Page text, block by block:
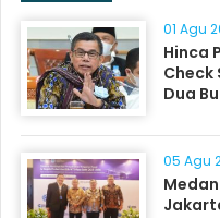
01 Agu
Hinca
Check
Dua
05 Agu